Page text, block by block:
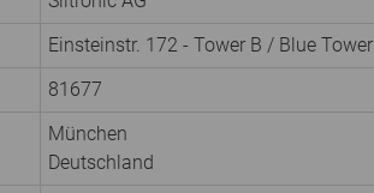
Einsteinstr. 172 - Tower B / Blue Tower
81677
München
Deutschland